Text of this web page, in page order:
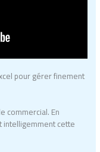
pour gérer finement
commercial. En
cette